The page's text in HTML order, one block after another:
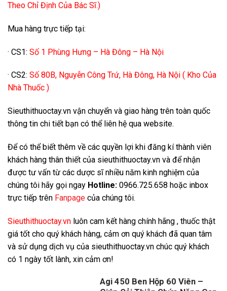
Theo Chỉ Định Của Bác Sĩ.)
Mua hàng trực tiếp tại:
· CS1: Số 1 Phùng Hưng – Hà Đông – Hà Nội
· CS2: Số 80B, Nguyễn Công Trứ, Hà Đông, Hà Nội ( Kho Của
Nhà Thuốc )
Sieuthithuoctay.vn vận chuyển và giao hàng trên toàn quốc
thông tin chi tiết bạn có thể liên hệ qua website.
Để có thể biết thêm về các quyền lợi khi đăng kí thành viên
khách hàng thân thiết của sieuthithuoctay.vn và để nhận
được tư vấn từ các dược sĩ nhiều năm kinh nghiệm của
chúng tôi hãy gọi ngay Hotline: 0966.725.658 hoặc inbox
trực tiếp trên Fanpage của chúng tôi.
Sieuthithuoctay.vn luôn cam kết hàng chính hãng , thuốc thật
giá tốt cho quý khách hàng, cảm ơn quý khách đã quan tâm
và sử dụng dịch vụ của sieuthithuoctay.vn chúc quý khách
có 1 ngày tốt lành, xin cảm ơn!
Agi 450 Ben Hộp 60 Viên –